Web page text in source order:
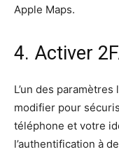
Apple Maps.
4. Activer
L’un des
modifier pour
téléphone et votre
l’authentification à